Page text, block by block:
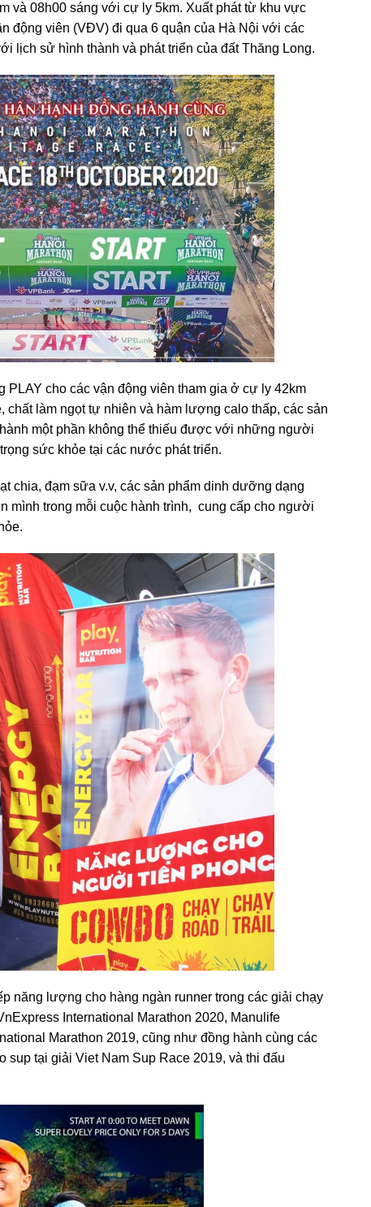
và 08h00 sáng với cự ly 5km. Xuất phát từ khu vực
động viên (VĐV) đi qua 6 quận của Hà Nội với các
lịch sử hình thành và phát triển của đất Thăng Long.
cho các vận động viên tham gia ở cự ly 42km
làm ngọt tự nhiên và hàm lượng calo thấp, các sản
một phần không thể thiếu được với những người
sức khỏe tại các nước phát triển.
chia, đạm sữa v.v, các sản phẩm dinh dưỡng dạng
mình trong mỗi cuộc hành trình, cung cấp cho người
năng lượng cho hàng ngàn runner trong các giải chạy
International Marathon 2020, Manulife
Marathon 2019, cũng như đồng hành cùng các
sup tại giải Viet Nam Sup Race 2019, và thi đấu